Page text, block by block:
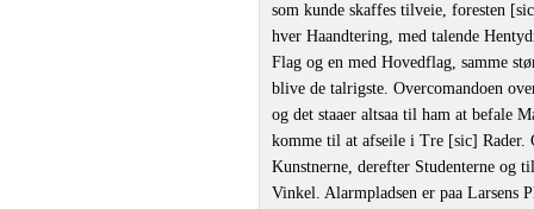
som kunde skaffes tilveie, foresten
hver Haandtering, med talende
Flag og en med Hovedflag, samme
blive de talrigste. Overcomandoen
og det staaer altsaa til ham at befale
komme til at afseile i Tre [sic] Rader.
Kunstnerne, derefter Studenterne og
Vinkel. Alarmpladsen er paa Larsens